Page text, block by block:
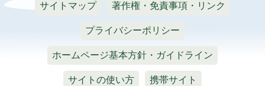
サイトマップ 著作権・免責事項・リンク
プライバシーポリシー
ホームページ基本方針・ガイドライン
サイトの使い方 携帯サイト